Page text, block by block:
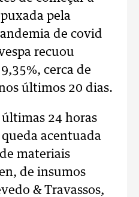
pela
de covid
recuou
cerca de
últimos 20 dias.
24 horas
acentuada
materiais
de insumos
& Travassos,